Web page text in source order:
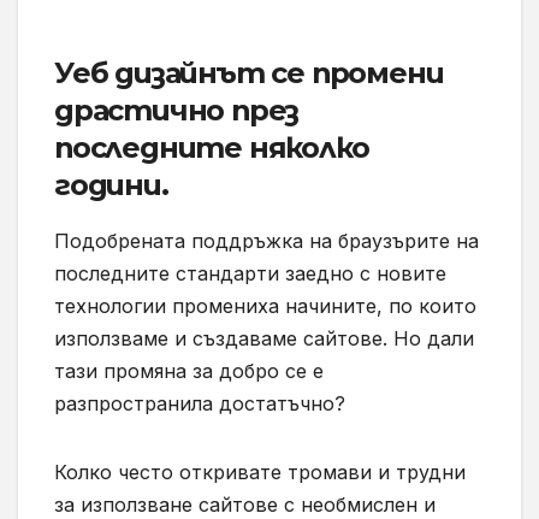
Уеб дизайнът се промени
драстично през
последните няколко
години.
Подобрената поддръжка на браузърите на
последните стандарти заедно с новите
технологии промениха начините, по които
използваме и създаваме сайтове. Но дали
тази промяна за добро се е
разпространила достатъчно?
Колко често откривате тромави и трудни
за използване сайтове с необмислен и